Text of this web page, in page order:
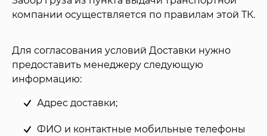
компании осуществляется по правилам этой ТК.
Для согласования условий Доставки нужно
предоставить менеджеру следующую
информацию:
Адрес доставки;
ФИО и контактные мобильные телефоны